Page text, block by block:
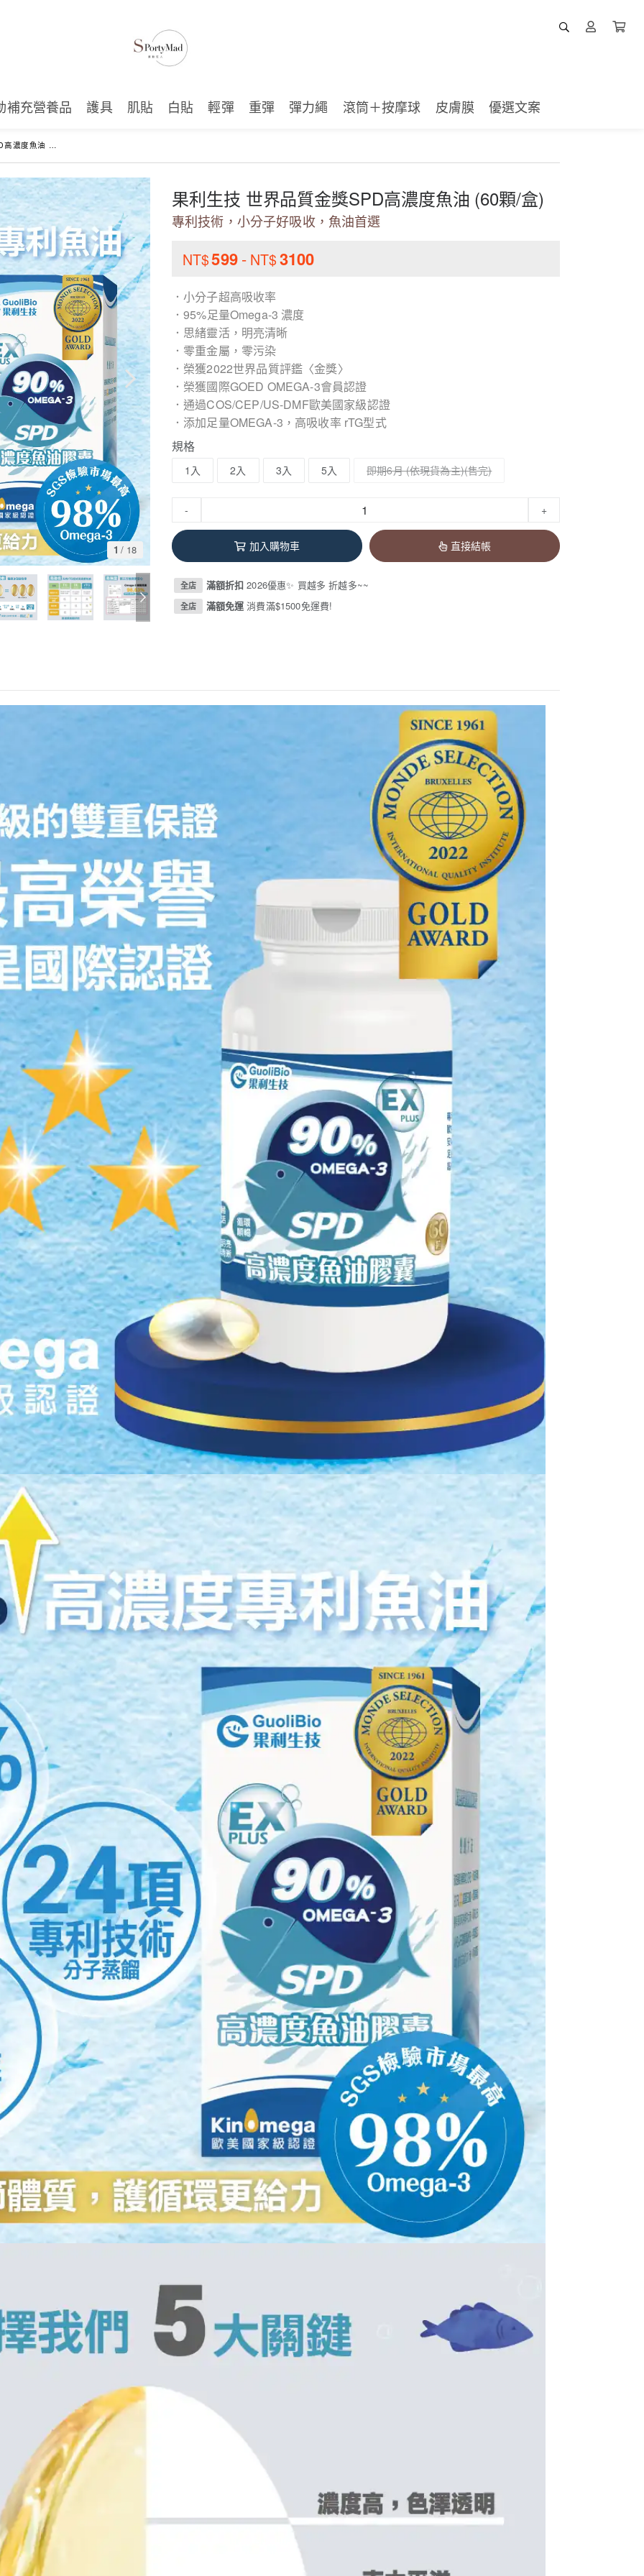
補充營養品 護具 肌貼 白貼 輕彈 重彈 彈力繩 滾筒＋按摩球 皮膚膜 優選文案
魚油 (60顆/盒)
1 / 18
果利生技 世界品質金獎SPD高濃度魚油 (60顆/盒)
專利技術，小分子好吸收，魚油首選
NT$599- NT$3100
．小分子超高吸收率
．95%足量Omega-3 濃度
．思緒靈活，明亮清晰
．零重金屬，零污染
．榮獲2022世界品質評鑑〈金獎〉
．榮獲國際GOED OMEGA-3會員認證
．通過COS/CEP/US-DMF歐美國家級認證
．添加足量OMEGA-3，高吸收率 rTG型式
規格
1入 2入 3入 5入 即期6月 (依現貨為主)
- +
加入購物車 直接結帳
全店 滿額折扣2026優惠✨ 買越多 折越多~~
全店 滿額免運消費滿$1500免運費!